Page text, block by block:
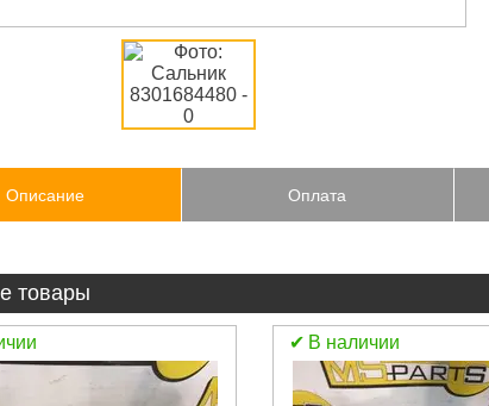
Описание Оплата
товары
В наличии